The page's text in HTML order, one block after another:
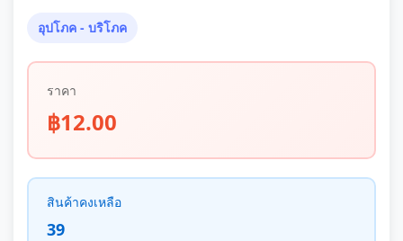
อุปโภค - บริโภค
ราคา
฿12.00
สินค้าคงเหลือ
39